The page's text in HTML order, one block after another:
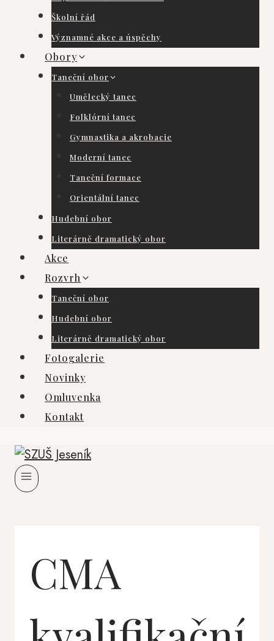
Školní řád
Významné akce a úspěchy
Obory
Taneční obor
Umělecký tanec
Folklórní tanec
Gymnastika a akrobacie
Moderní tanec
Taneční formace
Orientální tanec
Hudební obor
Literárně dramatický obor
Akce
Rozvrh
Taneční obor
Hudební obor
Literárně dramatický obor
Fotogalerie
Novinky
Omluvenka
Kontakt
CMA